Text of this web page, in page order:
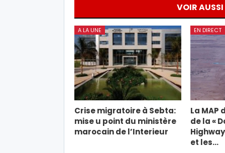
VOIR AUSSI
A LA UNE
Crise migratoire à Sebta:
mise u point du ministère
marocain de l’Interieur
EN DIRECT
La MAP
de la «
et les…